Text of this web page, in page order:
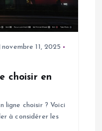
novembre 11, 2025
choisir en
ligne choisir ? Voici
à considérer les